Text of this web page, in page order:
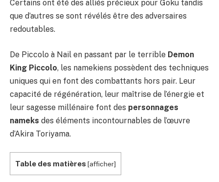
Certains ont été des alliés précieux pour Goku tandis
que d’autres se sont révélés être des adversaires
redoutables.
De Piccolo à Nail en passant par le terrible Demon
King Piccolo, les namekiens possèdent des techniques
uniques qui en font des combattants hors pair. Leur
capacité de régénération, leur maîtrise de l’énergie et
leur sagesse millénaire font des personnages
nameks des éléments incontournables de l’œuvre
d’Akira Toriyama.
Table des matières [afficher]